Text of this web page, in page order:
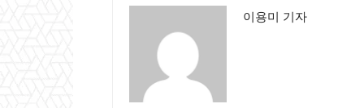
이용미 기자